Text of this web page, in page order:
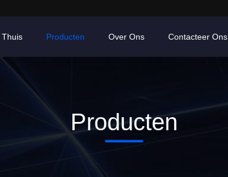
Thuis Producten Over Ons Contacteer Ons
Producten